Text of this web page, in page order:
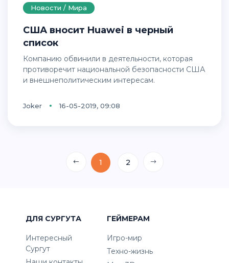
Новости / Мира
США вносит Huawei в черный
список
Компанию обвинили в деятельности, которая
противоречит национальной безопасности США
и внешнеполитическим интересам.
Joker 16-05-2019, 09:08
1 2
ДЛЯ СУРГУТА
Интересный
Сургут
ГЕЙМЕРАМ
Игро-мир
Техно-жизнь